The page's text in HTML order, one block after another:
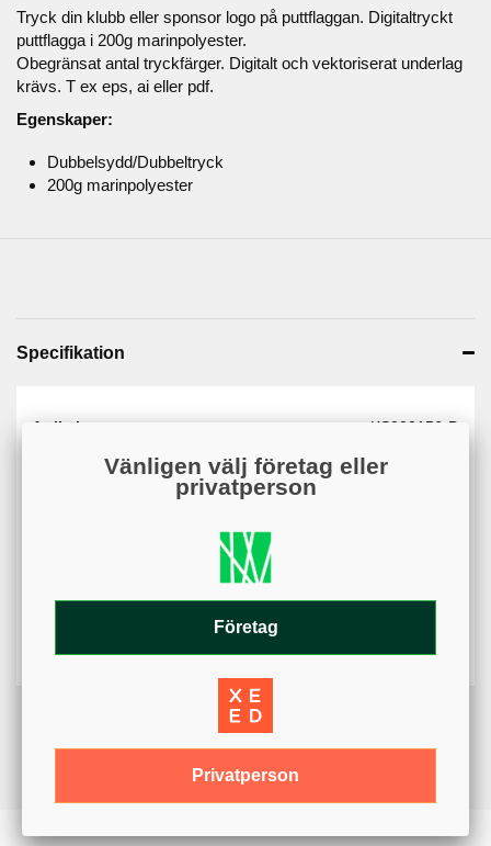
Tryck din klubb eller sponsor logo på puttflaggan. Digitaltryckt
puttflagga i 200g marinpolyester.
Obegränsat antal tryckfärger. Digitalt och vektoriserat underlag
krävs. T ex eps, ai eller pdf.
Egenskaper:
Dubbelsydd/Dubbeltryck
200g marinpolyester
Specifikation
Artikelnummer KS000156-D
Web - artikelgrupp KS000156
Web - artikelgruppering
Dubbelsidigt digitaltryck
Vänligen välj företag eller
privatperson
Företag
Privatperson